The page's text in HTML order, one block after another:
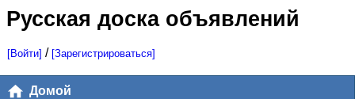
Русская доска объявлений
[Войти] / [Зарегистрироваться]
Домой